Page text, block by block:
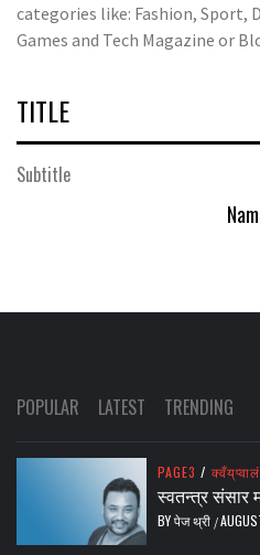
categories like: Fashion, Sport,
Games and Tech Magazine or
TITLE
Subtitle
POPULAR LATEST TRENDING
PAGE3 / क्वँय्‌प्वालं
स्वतन्त्र संसार
BYपेज थ्री /